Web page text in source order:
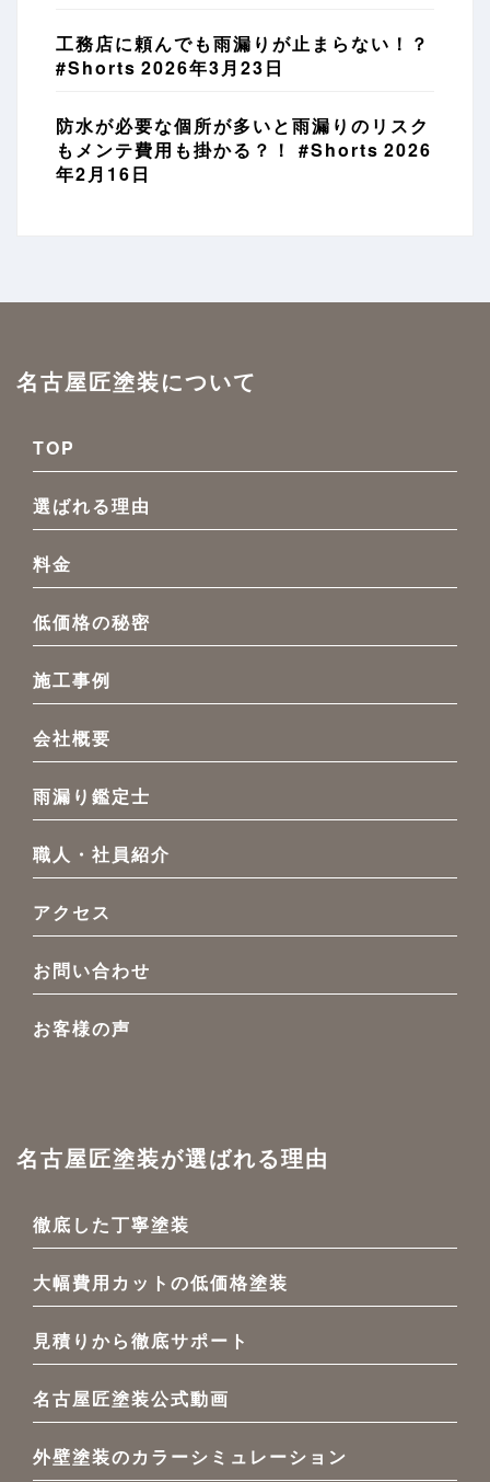
工務店に頼んでも雨漏りが止まらない！？
#Shorts 2026年3月23日
防水が必要な個所が多いと雨漏りのリスク
もメンテ費用も掛かる？！ #Shorts 2026
年2月16日
名古屋匠塗装について
TOP
選ばれる理由
料金
低価格の秘密
施工事例
会社概要
雨漏り鑑定士
職人・社員紹介
アクセス
お問い合わせ
お客様の声
名古屋匠塗装が選ばれる理由
徹底した丁寧塗装
大幅費用カットの低価格塗装
見積りから徹底サポート
名古屋匠塗装公式動画
外壁塗装のカラーシミュレーション